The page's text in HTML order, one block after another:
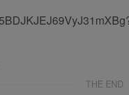
THE END